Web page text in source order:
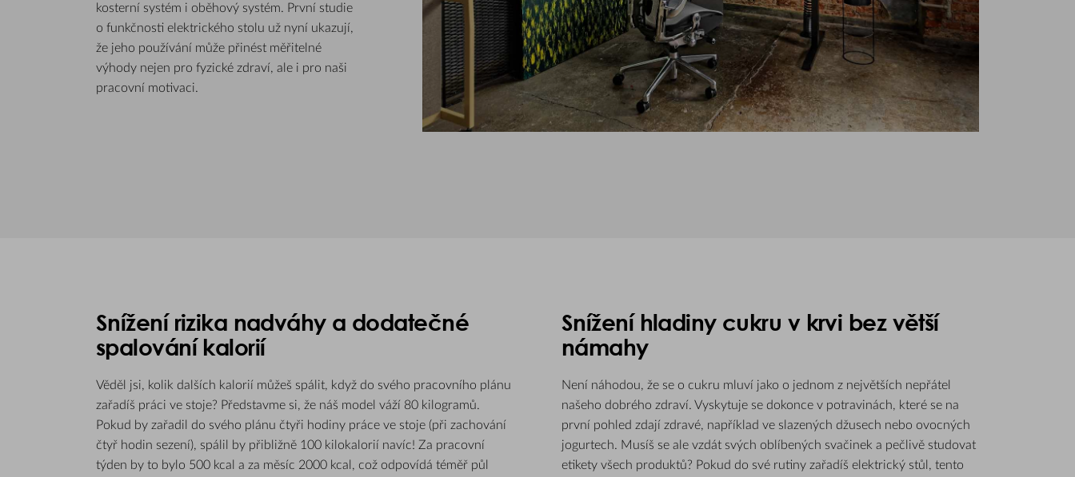
kosterní systém i oběhový systém. První studie
o funkčnosti elektrického stolu už nyní ukazují,
že jeho používání může přinést měřitelné
výhody nejen pro fyzické zdraví, ale i pro naši
pracovní motivaci.
Snížení rizika nadváhy a dodatečné
spalování kalorií
Věděl jsi, kolik dalších kalorií můžeš spálit, když do svého pracovního plánu
zařadíš práci ve stoje? Představme si, že náš model váží 80 kilogramů.
Pokud by zařadil do svého plánu čtyři hodiny práce ve stoje (při zachování
čtyř hodin sezení), spálil by přibližně 100 kilokalorií navíc! Za pracovní
týden by to bylo 500 kcal a za měsíc 2000 kcal, což odpovídá téměř půl
Snížení hladiny cukru v krvi bez větší
námahy
Není náhodou, že se o cukru mluví jako o jednom z největších nepřátel
našeho dobrého zdraví. Vyskytuje se dokonce v potravinách, které se na
první pohled zdají zdravé, například ve slazených džusech nebo ovocných
jogurtech. Musíš se ale vzdát svých oblíbených svačinek a pečlivě studovat
etikety všech produktů? Pokud do své rutiny zařadíš elektrický stůl, tento